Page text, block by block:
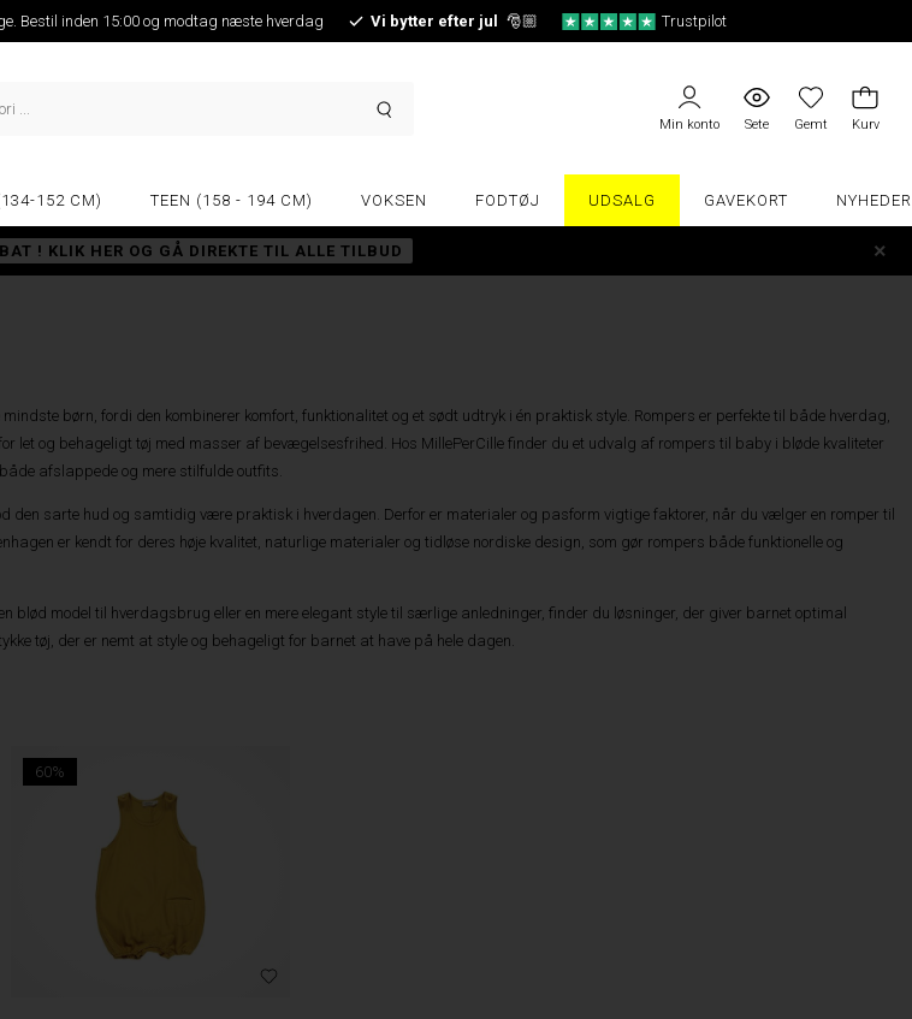
Bestil inden 15:00 og modtag næste hverdag Vi bytter efter jul 🎅🏼 Trustpilot
Min konto Sete Gemt Kurv
152 CM) TEEN (158 - 194 CM) VOKSEN FODTØJ UDSALG GAVEKORT NYHEDER
! KLIK HER OG GÅ DIREKTE TIL ALLE TILBUD
børn, fordi den kombinerer komfort, funktionalitet og et sødt udtryk i én praktisk style. Rompers er perfekte til både hverdag,
let og behageligt tøj med masser af bevægelsesfrihed. Hos MillePerCille finder du et udvalg af rompers til baby i bløde kvaliteter
afslappede og mere stilfulde outfits.
den sarte hud og samtidig være praktisk i hverdagen. Derfor er materialer og pasform vigtige faktorer, når du vælger en romper til
er kendt for deres høje kvalitet, naturlige materialer og tidløse nordiske design, som gør rompers både funktionelle og
blød model til hverdagsbrug eller en mere elegant style til særlige anledninger, finder du løsninger, der giver barnet optimal
tøj, der er nemt at style og behageligt for barnet at have på hele dagen.
60%